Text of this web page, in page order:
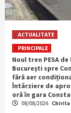
ACTUALITATE
PRINCIPALE
Noul tren PESA de
București spre
fără aer
Întârziere de
oră în gara
08/08/2026 Chirila